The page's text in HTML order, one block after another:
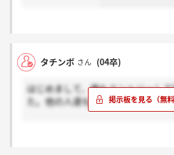
タチンボ さん (04卒)
はじめまして、俺もエントリーし
た。他の人達も予約はしたのかな？